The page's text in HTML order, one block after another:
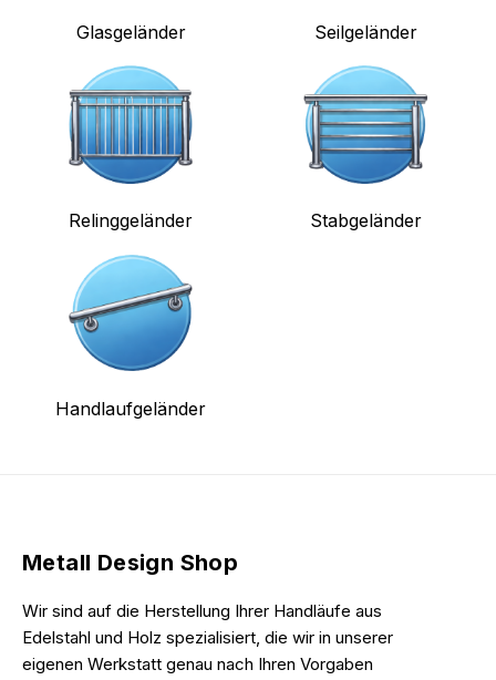
Glasgeländer Seilgeländer
Relinggeländer Stabgeländer
Handlaufgeländer
Metall Design Shop
Wir sind auf die Herstellung Ihrer Handläufe aus
Edelstahl und Holz spezialisiert, die wir in unserer
eigenen Werkstatt genau nach Ihren Vorgaben